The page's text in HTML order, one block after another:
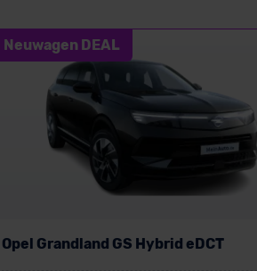
Neuwagen DEAL
Opel Grandland GS Hybrid eDCT